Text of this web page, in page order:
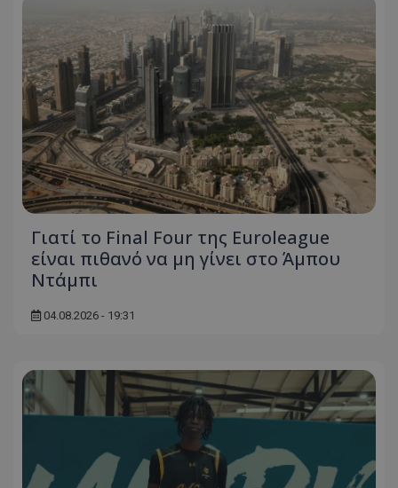
Γιατί το Final Four της Euroleague
είναι πιθανό να μη γίνει στο Άμπου
Ντάμπι
04.08.2026 - 19:31